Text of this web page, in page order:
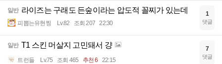
일반 라이즈는 구래도 든숲이라는 압도적 꼴찌가 있는데
피뽑는유현찡 Lv.82 조회 207 22:30
1
댓글
일반 T1 스킨 머살지 고민돼서 걍
트런들 Lv.75 조회 465 추천 6 22:15
7
댓글